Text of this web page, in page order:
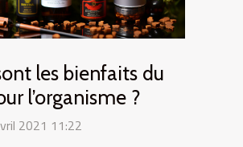
les bienfaits du
l’organisme ?
2021 11:22